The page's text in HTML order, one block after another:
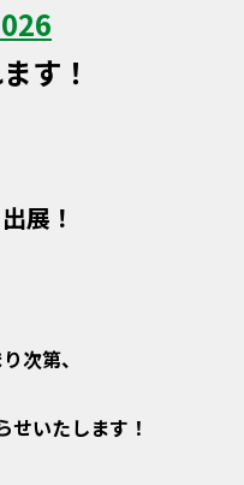
す！
展！
次第、
せいたします！